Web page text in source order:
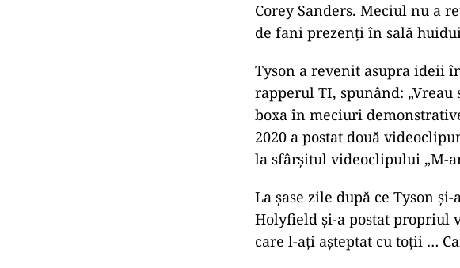
Corey Sanders. Meciul nu a
de fani prezenți în sală
Tyson a revenit asupra ideii
rapperul TI, spunând:
boxa în meciuri
2020 a postat două
la sfârșitul videoclipului „M-
La șase zile după ce Tyson
Holyfield și-a postat propriul
care l-ați așteptat cu toții …